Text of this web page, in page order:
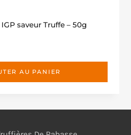
saveur Truffe – 50g
AU PANIER